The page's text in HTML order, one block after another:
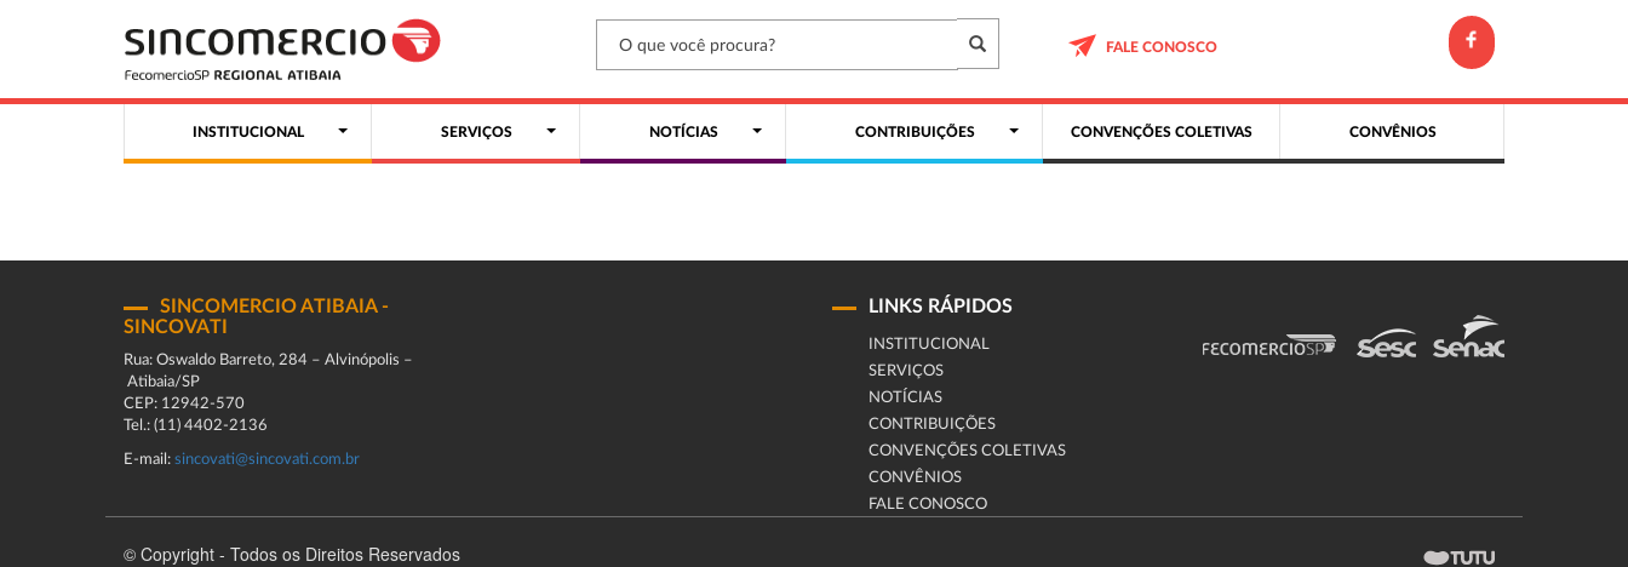
FALE CONOSCO
INSTITUCIONAL SERVIÇOS NOTÍCIAS CONTRIBUIÇÕES CONVENÇÕES COLETIVAS CONVÊNIOS
SINCOMERCIO ATIBAIA -
SINCOVATI
Rua: Oswaldo Barreto, 284 – Alvinópolis –
Atibaia/SP
CEP: 12942-570
Tel.: (11) 4402-2136
E-mail: sincovati@sincovati.com.br
LINKS RÁPIDOS
INSTITUCIONAL
SERVIÇOS
NOTÍCIAS
CONTRIBUIÇÕES
CONVENÇÕES COLETIVAS
CONVÊNIOS
FALE CONOSCO
© Copyright - Todos os Direitos Reservados